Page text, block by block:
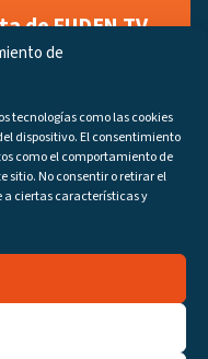
de
tecnologías como las cookies
dispositivo. El consentimiento
como el comportamiento de
sitio. No consentir o retirar el
ciertas características y
de FUDEN TV
marca tus videos
DIRECTO